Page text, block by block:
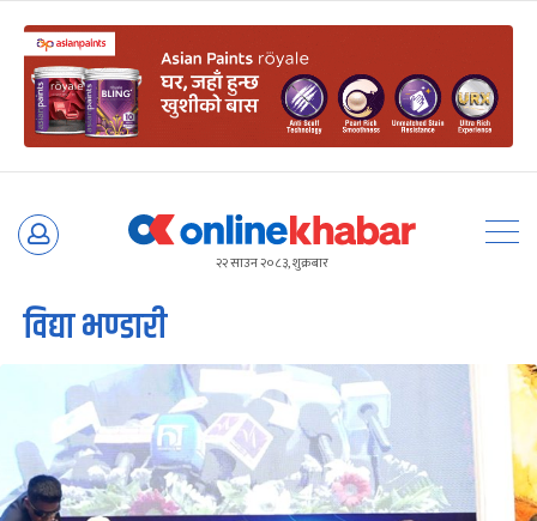
Skip
२२ साउन २०८३, शुक्रबार
विद्या भण्डारी